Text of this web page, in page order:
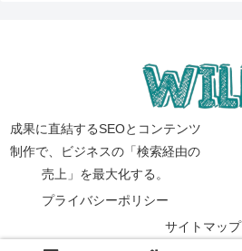
成果に直結するSEOとコンテンツ
制作で、ビジネスの「検索経由の
売上」を最大化する。
プライバシーポリシー
サイトマップ